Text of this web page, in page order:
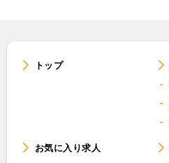
トップ
お気に入り求人